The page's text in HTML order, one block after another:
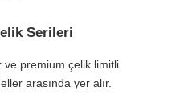
Serileri
ve premium çelik limitli
arasında yer alır.